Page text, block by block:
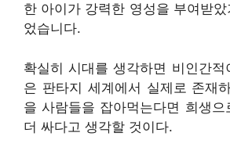
한 아이가 강력한 영성을 부여받
었습니다.
확실히 시대를 생각하면 비인간
은 판타지 세계에서 실제로 존재
을 사람들을 잡아먹는다면 희생으
더 싸다고 생각할 것이다.